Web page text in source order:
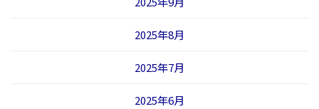
2025年8月
2025年7月
2025年6月